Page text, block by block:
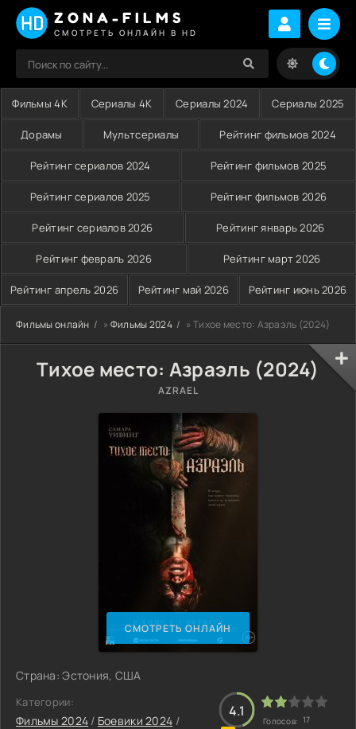
ZONA-FILMS
СМОТРЕТЬ ОНЛАЙН В HD
Фильмы 4K Сериалы 4K Сериалы 2024 Сериалы 2025
Дорамы Мультсериалы Рейтинг фильмов 2024
Рейтинг сериалов 2024 Рейтинг фильмов 2025
Рейтинг сериалов 2025 Рейтинг фильмов 2026
Рейтинг сериалов 2026 Рейтинг январь 2026
Рейтинг февраль 2026 Рейтинг март 2026
Рейтинг апрель 2026 Рейтинг май 2026 Рейтинг июнь 2026
Фильмы онлайн » Фильмы 2024 » Тихое место: Азраэль (2024)
Тихое место: Азраэль (2024)
AZRAEL
СМОТРЕТЬ ОНЛАЙН
Страна: Эстония, США
Категории:
Фильмы 2024 / Боевики 2024 /
4.1
Голосов: 17